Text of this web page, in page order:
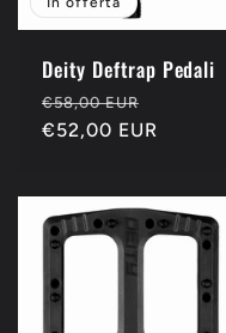
Deity Deftrap Pedali
Prezzo
di
€58,00 EUR
scontato
€52,00 EUR